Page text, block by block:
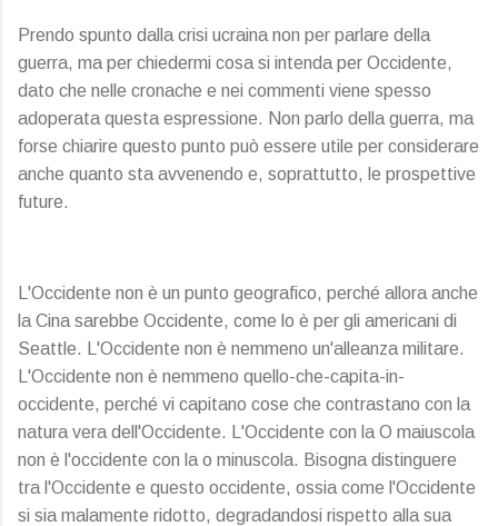
Prendo spunto dalla crisi ucraina non per parlare della
guerra, ma per chiedermi cosa si intenda per Occidente,
dato che nelle cronache e nei commenti viene spesso
adoperata questa espressione. Non parlo della guerra, ma
forse chiarire questo punto può essere utile per considerare
anche quanto sta avvenendo e, soprattutto, le prospettive
future.
L'Occidente non è un punto geografico, perché allora anche
la Cina sarebbe Occidente, come lo è per gli americani di
Seattle. L'Occidente non è nemmeno un'alleanza militare.
L'Occidente non è nemmeno quello-che-capita-in-
occidente, perché vi capitano cose che contrastano con la
natura vera dell'Occidente. L'Occidente con la O maiuscola
non è l'occidente con la o minuscola. Bisogna distinguere
tra l'Occidente e questo occidente, ossia come l'Occidente
si sia malamente ridotto, degradandosi rispetto alla sua